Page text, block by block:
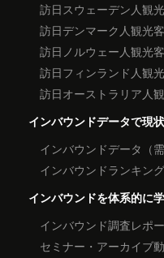
訪日スウェーデン人観
訪日デンマーク人観光客
訪日ノルウェー人観光客
訪日フィンランド人観
訪日オーストラリア人
インバウンドデータで現
インバウンドデータ（
インバウンドランキング
インバウンドを体系的に
インバウンド調査レポ
セミナー・アーカイブ